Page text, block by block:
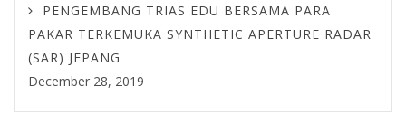
PENGEMBANG TRIAS EDU BERSAMA PARA
PAKAR TERKEMUKA SYNTHETIC APERTURE RADAR
(SAR) JEPANG
December 28, 2019